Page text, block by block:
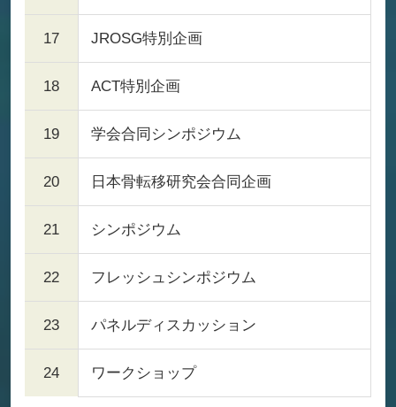
17 JROSG特別企画
18 ACT特別企画
19 学会合同シンポジウム
20 日本骨転移研究会合同企画
21 シンポジウム
22 フレッシュシンポジウム
23 パネルディスカッション
24 ワークショップ